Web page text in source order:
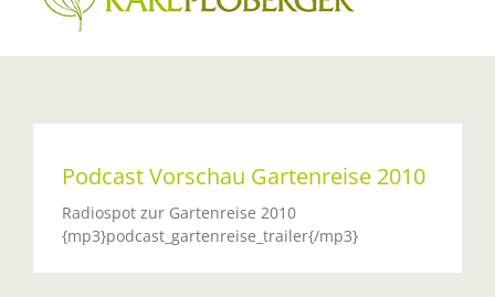
Podcast Vorschau Gartenreise 2010
Radiospot zur Gartenreise 2010
{mp3}podcast_gartenreise_trailer{/mp3}